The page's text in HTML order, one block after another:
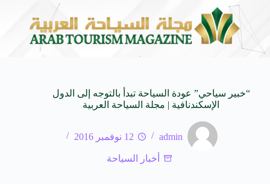
7 أغسطس 2026 مهرجان صيف بريدة يستقطب أكثر من 4 آلاف زائر يوميا ويوفر 500
“خبير سياحي” عودة السياحة تبدأ بالتوجه إلى الدول
الإسكندنافية | مجلة السياحة العربية
admin 12 نوفمبر 2016
أخبار السياحة